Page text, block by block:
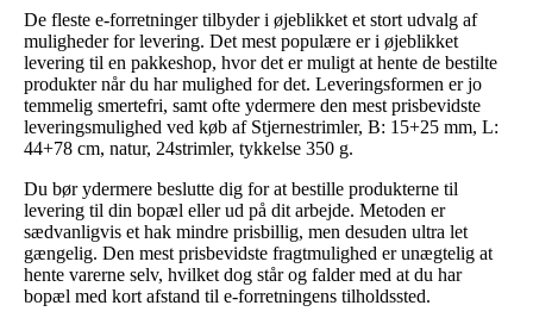
De fleste e-forretninger tilbyder i øjeblikket et stort udvalg af
muligheder for levering. Det mest populære er i øjeblikket
levering til en pakkeshop, hvor det er muligt at hente de bestilte
produkter når du har mulighed for det. Leveringsformen er jo
temmelig smertefri, samt ofte ydermere den mest prisbevidste
leveringsmulighed ved køb af Stjernestrimler, B: 15+25 mm, L:
44+78 cm, natur, 24strimler, tykkelse 350 g.
Du bør ydermere beslutte dig for at bestille produkterne til
levering til din bopæl eller ud på dit arbejde. Metoden er
sædvanligvis et hak mindre prisbillig, men desuden ultra let
gængelig. Den mest prisbevidste fragtmulighed er unægtelig at
hente varerne selv, hvilket dog står og falder med at du har
bopæl med kort afstand til e-forretningens tilholdssted.